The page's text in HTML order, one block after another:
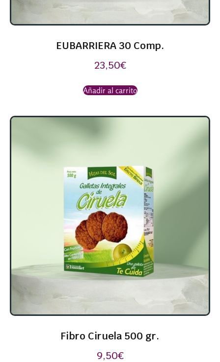
EUBARRIERA 30 Comp.
23,50€
Añadir al carrito
Fibro Ciruela 500 gr.
9,50€